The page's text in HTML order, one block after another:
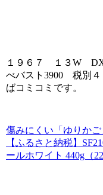
１９６７ １３W
べバスト3900 税別
ばコミコミです。
傷みにくい「ゆりかご
【ふるさと納税】
ールホワイト 440g（